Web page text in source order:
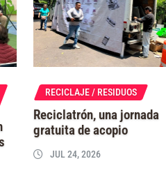
RECICLAJE / RESIDUOS
Reciclatrón, una jornada
gratuita de acopio
JUL 24, 2026